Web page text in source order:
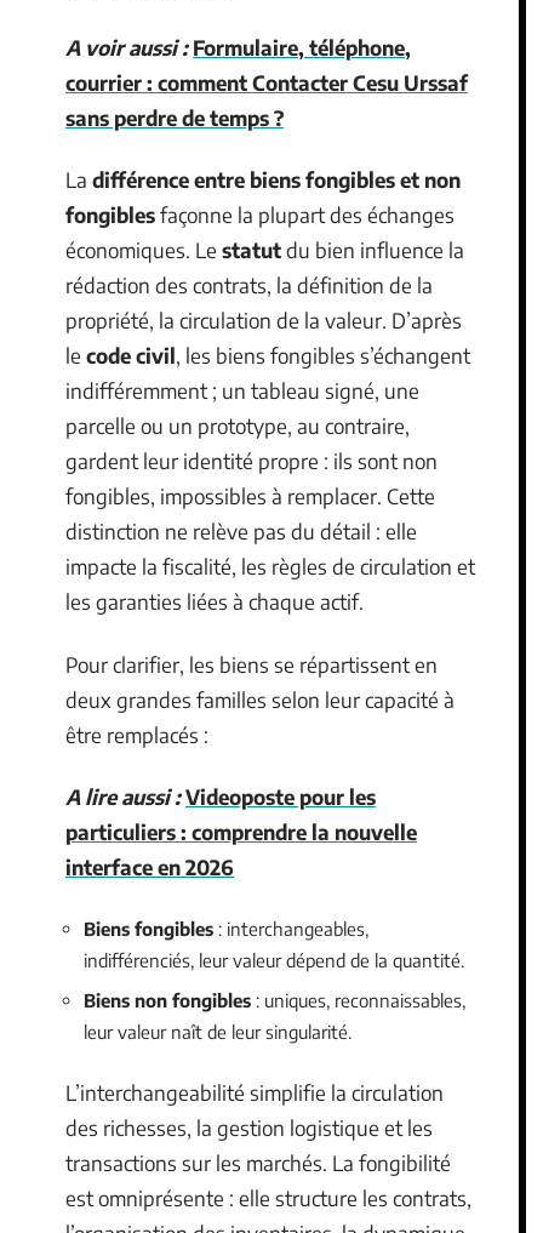
A voir aussi : Formulaire, téléphone,
courrier : comment Contacter Cesu Urssaf
sans perdre de temps ?
La différence entre biens fongibles et non
fongiblesfaçonne la plupart des échanges
économiques. Le statutdu bien influence la
rédaction des contrats, la définition de la
propriété, la circulation de la valeur. D’après
le code civil, les biens fongibles s’échangent
indifféremment ; un tableau signé, une
parcelle ou un prototype, au contraire,
gardent leur identité propre : ils sont non
fongibles, impossibles à remplacer. Cette
distinction ne relève pas du détail : elle
impacte la fiscalité, les règles de circulation et
les garanties liées à chaque actif.
Pour clarifier, les biens se répartissent en
deux grandes familles selon leur capacité à
être remplacés :
A lire aussi :Videoposte pour les
particuliers : comprendre la nouvelle
interface en 2026
Biens fongibles : interchangeables,
indifférenciés, leur valeur dépend de la quantité.
Biens non fongibles : uniques, reconnaissables,
leur valeur naît de leur singularité.
L’interchangeabilité simplifie la circulation
des richesses, la gestion logistique et les
transactions sur les marchés. La fongibilité
est omniprésente : elle structure les contrats,